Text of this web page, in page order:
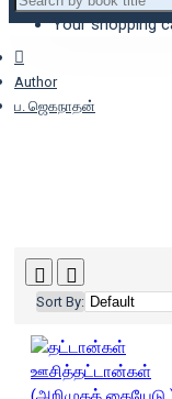
Your shopping
Author
ப. ஜெகநாதன்
Sort By: